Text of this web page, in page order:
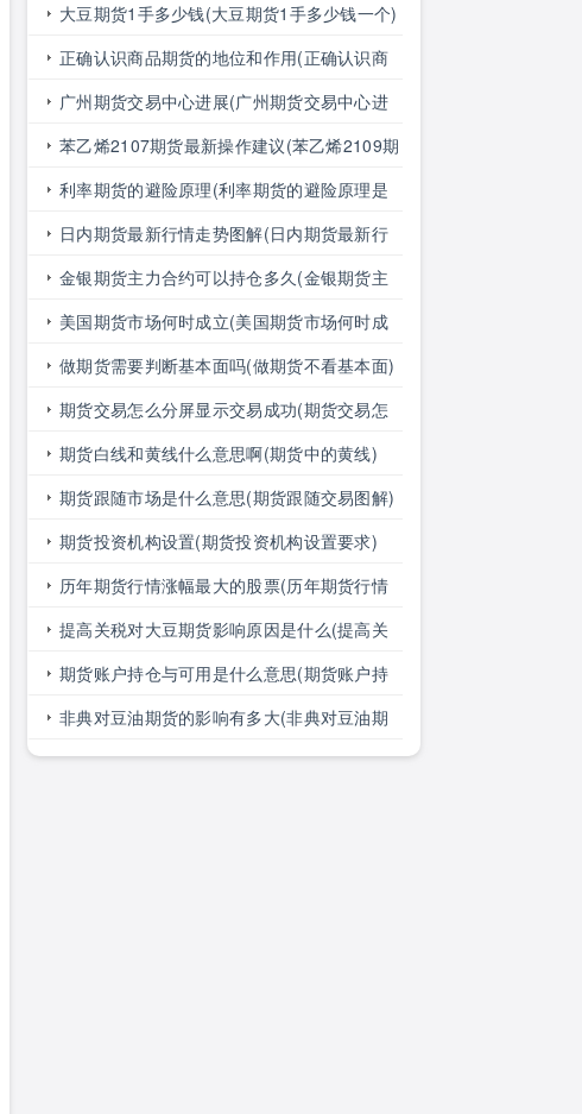
大豆期货1手多少钱(大豆期货1手多少钱一个)
正确认识商品期货的地位和作用(正确认识商
品期货的地位和作用是什么)
广州期货交易中心进展(广州期货交易中心进
展情况)
苯乙烯2107期货最新操作建议(苯乙烯2109期
货)
利率期货的避险原理(利率期货的避险原理是
什么)
日内期货最新行情走势图解(日内期货最新行
情走势图解分析)
金银期货主力合约可以持仓多久(金银期货主
力合约可以持仓多久啊)
美国期货市场何时成立(美国期货市场何时成
立的)
做期货需要判断基本面吗(做期货不看基本面)
期货交易怎么分屏显示交易成功(期货交易怎
么分屏显示交易成功了)
期货白线和黄线什么意思啊(期货中的黄线)
期货跟随市场是什么意思(期货跟随交易图解)
期货投资机构设置(期货投资机构设置要求)
历年期货行情涨幅最大的股票(历年期货行情
涨幅最大的股票有哪些)
提高关税对大豆期货影响原因是什么(提高关
税对大豆期货影响原因是什么意思)
期货账户持仓与可用是什么意思(期货账户持
仓与可用是什么意思区别)
非典对豆油期货的影响有多大(非典对豆油期
货的影响有多大了)